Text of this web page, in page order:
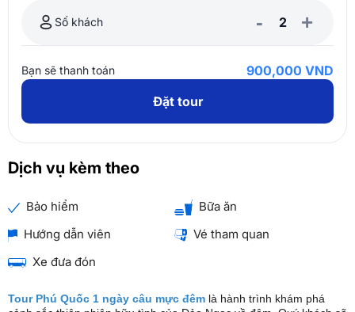
Số khách - +
Bạn sẽ thanh toán
900,000 VND
Đặt tour
Dịch vụ kèm theo
Bảo hiểm
Bữa ăn
Hướng dẫn viên
Vé tham quan
Xe đưa đón
Tour Phú Quốc 1 ngày câu mực đêm là hành trình khám phá